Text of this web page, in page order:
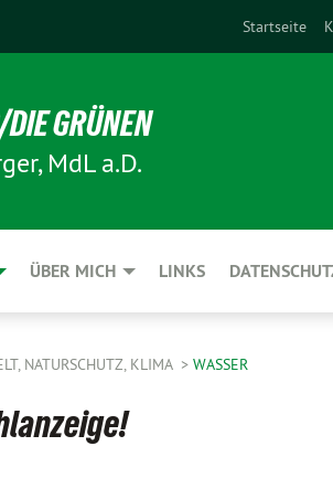
Startseite
GRÜNEN
MdL a.D.
ÜBER MICH LINKS
NATURSCHUTZ, KLIMA WASSER